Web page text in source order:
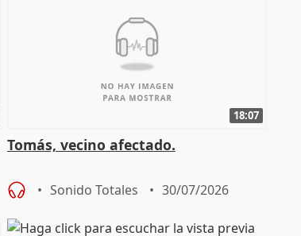
18:07
Tomás, vecino afectado.
Sonido Totales 30/07/2026